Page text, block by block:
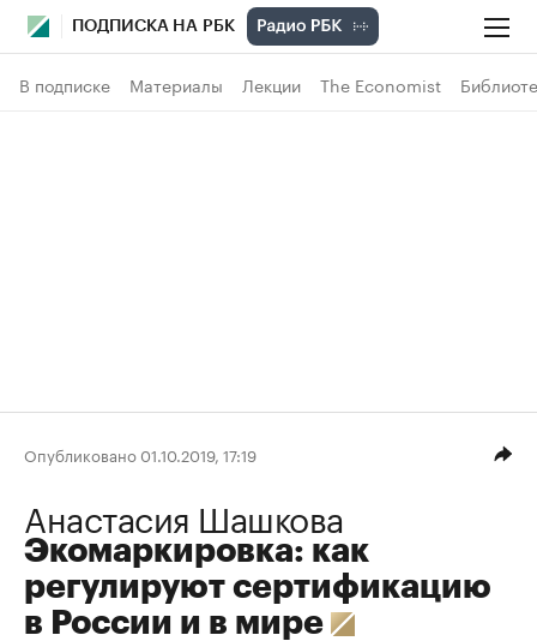
ПОДПИСКА НА РБК
В подписке Материалы Лекции The Economist
Опубликовано 01.10.2019, 17:19
Анастасия Шашкова
Экомаркировка: как
регулируют сертификацию
в России и в мире